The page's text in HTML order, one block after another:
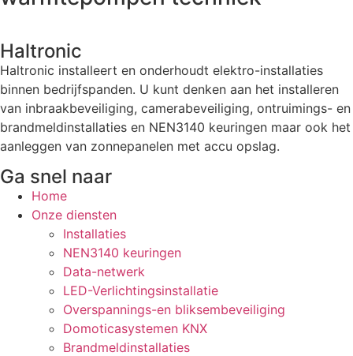
Haltronic
Haltronic installeert en onderhoudt elektro-installaties
binnen bedrijfspanden. U kunt denken aan het installeren
van inbraakbeveiliging, camerabeveiliging, ontruimings- en
brandmeldinstallaties en NEN3140 keuringen maar ook het
aanleggen van zonnepanelen met accu opslag.
Ga snel naar
Home
Onze diensten
Installaties
NEN3140 keuringen
Data-netwerk
LED-Verlichtingsinstallatie
Overspannings-en bliksembeveiliging
Domoticasystemen KNX
Brandmeldinstallaties